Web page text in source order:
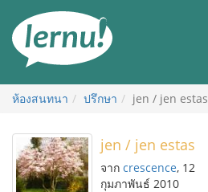
สารบัญ
ห้องสนทนา ปรึกษา jen / jen estas
jen / jen estas
จาก crescence, 12
กุมภาพันธ์ 2010